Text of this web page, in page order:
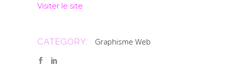
Visiter le site
CATEGORY: Graphisme Web